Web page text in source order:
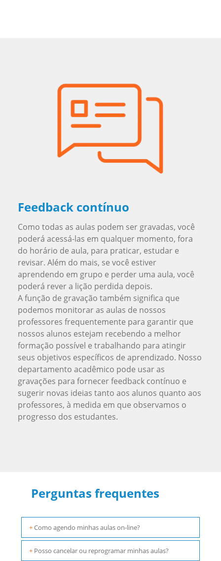
Feedback contínuo
Como todas as aulas podem ser gravadas, você
poderá acessá-las em qualquer momento, fora
do horário de aula, para praticar, estudar e
revisar. Além do mais, se você estiver
aprendendo em grupo e perder uma aula, você
poderá rever a lição perdida depois.
A função de gravação também significa que
podemos monitorar as aulas de nossos
professores frequentemente para garantir que
nossos alunos estejam recebendo a melhor
formação possível e trabalhando para atingir
seus objetivos específicos de aprendizado. Nosso
departamento acadêmico pode usar as
gravações para fornecer feedback contínuo e
sugerir novas ideias tanto aos alunos quanto aos
professores, à medida em que observamos o
progresso dos estudantes.
Perguntas frequentes
+Como agendo minhas aulas on-line?
+ Posso cancelar ou reprogramar minhas aulas?